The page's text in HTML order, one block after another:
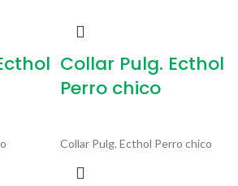
Collar Pulg. Ecthol
Perro chico
Collar Pulg. Ecthol Perro chico